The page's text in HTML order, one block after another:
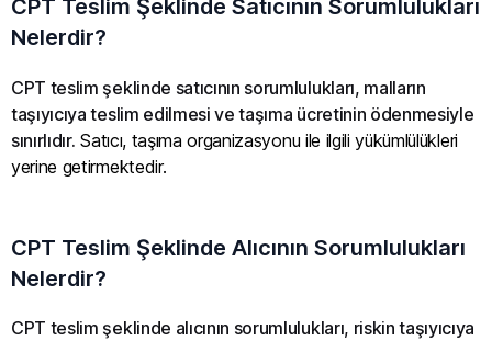
CPT Teslim Şeklinde Satıcının Sorumlulukları
Nelerdir?
CPT teslim şeklinde satıcının sorumlulukları, malların
taşıyıcıya teslim edilmesi ve taşıma ücretinin ödenmesiyle
sınırlıdır. Satıcı, taşıma organizasyonu ile ilgili yükümlülükleri
yerine getirmektedir.
CPT Teslim Şeklinde Alıcının Sorumlulukları
Nelerdir?
CPT teslim şeklinde alıcının sorumlulukları, riskin taşıyıcıya